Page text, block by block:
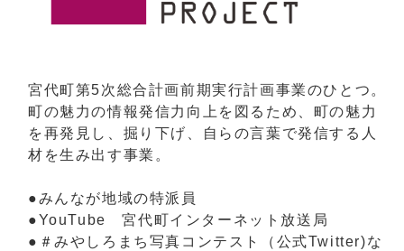
宮代町第5次総合計画前期実行計画事業のひとつ。
町の魅力の情報発信力向上を図るため、町の魅力
を再発見し、掘り下げ、自らの言葉で発信する人
材を生み出す事業。
●みんなが地域の特派員
●YouTube 宮代町インターネット放送局
●＃みやしろまち写真コンテスト（公式Twitter)な